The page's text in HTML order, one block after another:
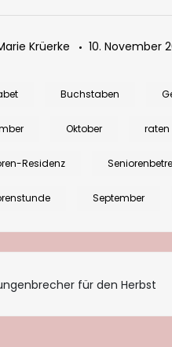
Krüerke 10. November
Buchstaben
Oktober raten
Residenz
September
für den Herbst